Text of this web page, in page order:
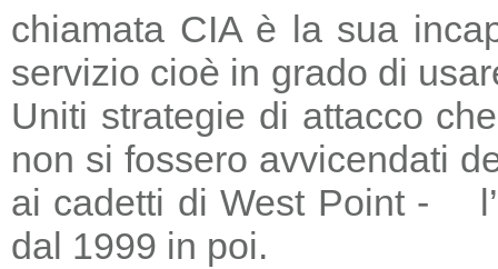
chiamata CIA è la sua
servizio cioè in grado di
Uniti strategie di attacco
non si fossero avvicendati
ai cadetti di West Point - l’
dal 1999 in poi.